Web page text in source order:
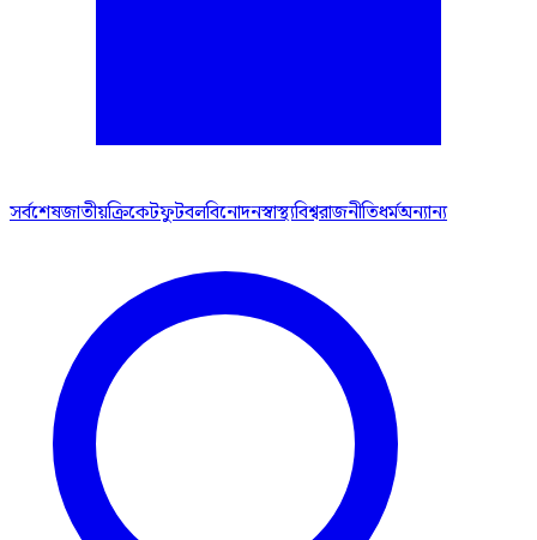
সর্বশেষজাতীয়ক্রিকেটফুটবলবিনোদনস্বাস্থ্যবিশ্বরাজনীতিধর্মঅন্যান্য